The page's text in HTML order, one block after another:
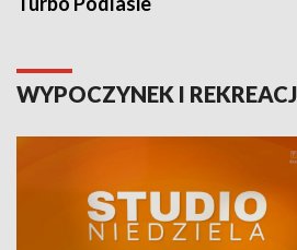
WYPOCZYNEK I